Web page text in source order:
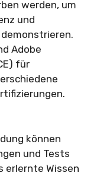
werden, um
und
Adobe
für
können
und Tests
erlernte Wissen